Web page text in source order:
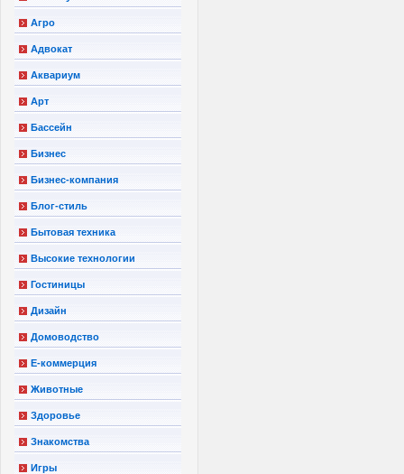
Агро
Адвокат
Аквариум
Арт
Бассейн
Бизнес
Бизнес-компания
Блог-стиль
Бытовая техника
Высокие технологии
Гостиницы
Дизайн
Домоводство
Е-коммерция
Животные
Здоровье
Знакомства
Игры